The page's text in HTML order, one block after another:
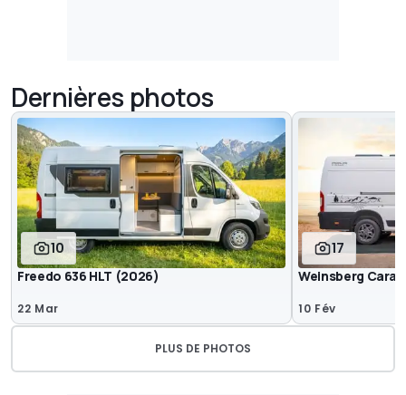
Dernières photos
10
Freedo 636 HLT (2026)
22 Mar
17
Weinsberg
10 Fév
PLUS DE PHOTOS